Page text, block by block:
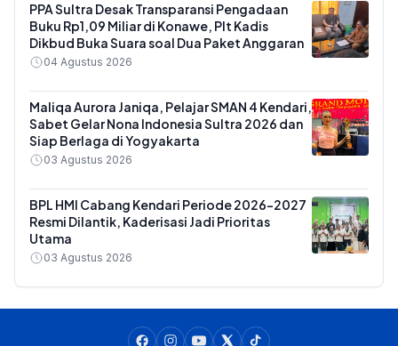
PPA Sultra Desak Transparansi Pengadaan
Buku Rp1,09 Miliar di Konawe, Plt Kadis
Dikbud Buka Suara soal Dua Paket Anggaran
04 Agustus 2026
Maliqa Aurora Janiqa, Pelajar SMAN 4 Kendari,
Sabet Gelar Nona Indonesia Sultra 2026 dan
Siap Berlaga di Yogyakarta
03 Agustus 2026
BPL HMI Cabang Kendari Periode 2026-2027
Resmi Dilantik, Kaderisasi Jadi Prioritas
Utama
03 Agustus 2026